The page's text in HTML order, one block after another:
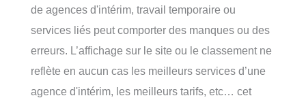
de agences d'intérim, travail temporaire ou
services liés peut comporter des manques ou des
erreurs. L’affichage sur le site ou le classement ne
reflète en aucun cas les meilleurs services d’une
agence d'intérim, les meilleurs tarifs, etc… cet